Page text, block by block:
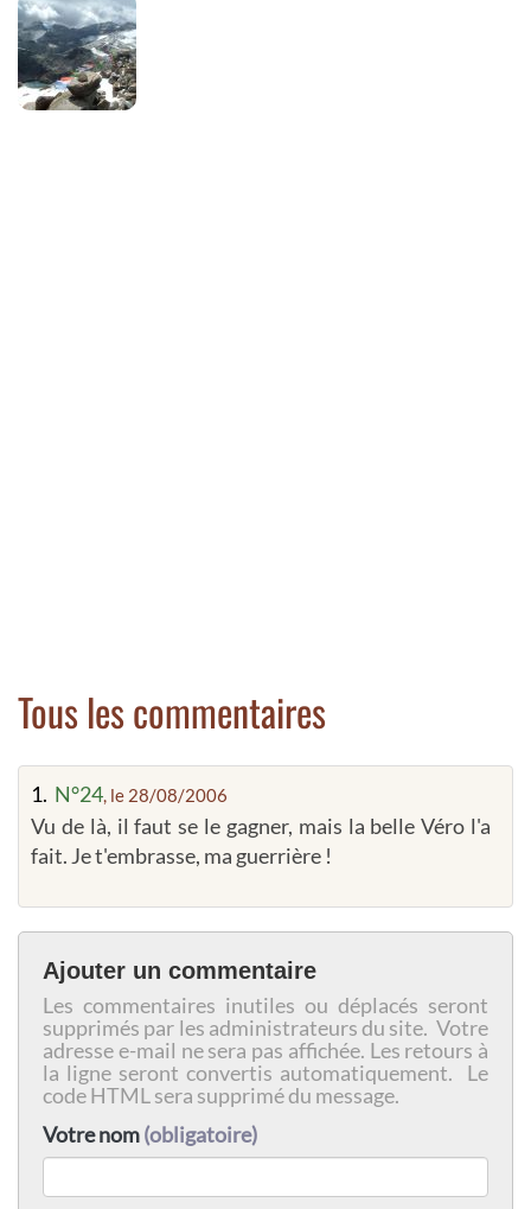
Tous les commentaires
1. N°24, le 28/08/2006
Vu de là, il faut se le gagner, mais la belle Véro l'a
fait. Je t'embrasse, ma guerrière !
Ajouter un commentaire
Les commentaires inutiles ou déplacés seront
supprimés par les administrateurs du site. Votre
adresse e-mail ne sera pas affichée. Les retours à
la ligne seront convertis automatiquement. Le
code HTML sera supprimé du message.
Votre nom(obligatoire)